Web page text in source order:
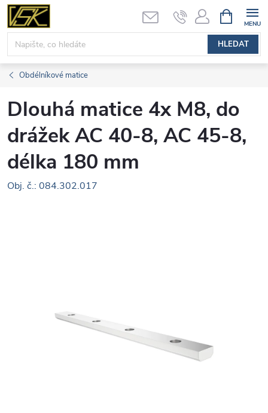
Přejít
obsah
HLEDAT
NÁKUPNÍ
KOŠÍK
Obdélníkové matice
Dlouhá matice 4x M8, do
drážek AC 40-8, AC 45-8,
délka 180 mm
Obj. č.: 084.302.017